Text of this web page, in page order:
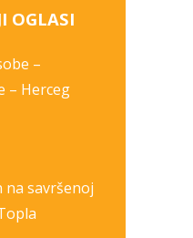
OGLASI
–
– Herceg
na savršenoj